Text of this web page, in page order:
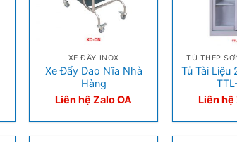
XE ĐẨY INOX
Xe Đẩy Dao Nĩa Nhà
Hàng
Liên hệ Zalo OA
TỦ THÉP
Tủ Tài Liệu
Liên hệ